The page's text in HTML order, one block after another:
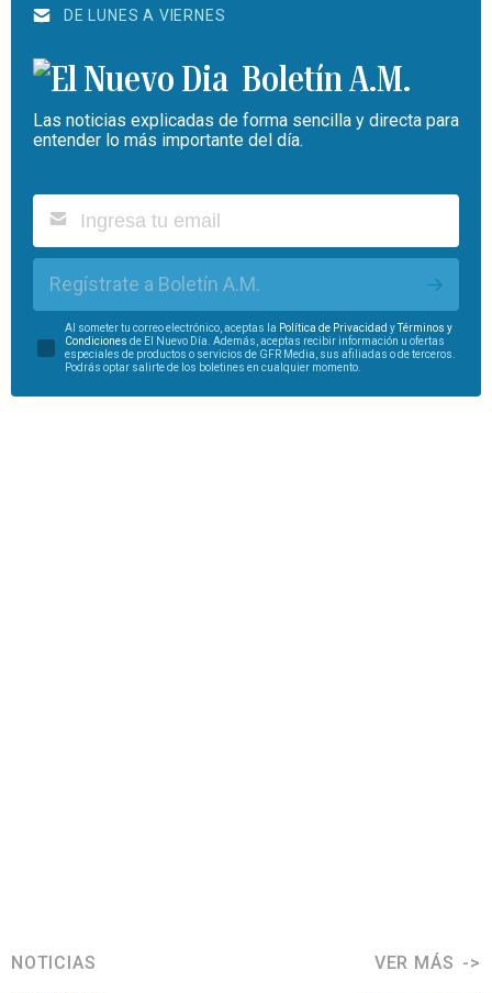
DE LUNES A VIERNES
Boletín A.M.
Las noticias explicadas de forma sencilla y directa para
entender lo más importante del día.
Regístrate a Boletín A.M.
Al someter tu correo electrónico, aceptas la Política de Privacidad y
Términos y
Condiciones de El Nuevo Día. Además, aceptas recibir información u ofertas
especiales de productos o servicios de GFR Media, sus afiliadas o de terceros.
Podrás optar salirte de los boletines en cualquier momento.
NOTICIAS VER MÁS